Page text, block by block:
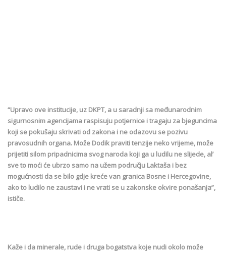
“Upravo ove institucije, uz DKPT, a u saradnji sa međunarodnim
sigurnosnim agencijama raspisuju potjernice i tragaju za bjeguncima
koji se pokušaju skrivati od zakona i ne odazovu se pozivu
pravosudnih organa. Može Dodik praviti tenzije neko vrijeme, može
prijetiti silom pripadnicima svog naroda koji ga u ludilu ne slijede, al’
sve to moći će ubrzo samo na užem području Laktaša i bez
mogućnosti da se bilo gdje kreće van granica Bosne i Hercegovine,
ako to ludilo ne zaustavi i ne vrati se u zakonske okvire ponašanja”,
ističe.
Kaže i da minerale, rude i druga bogatstva koje nudi okolo može